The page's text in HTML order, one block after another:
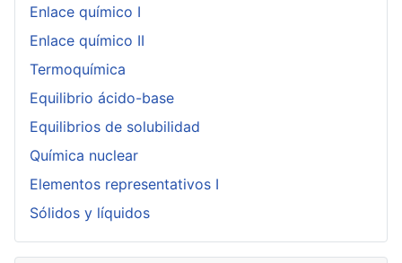
Enlace químico I
Enlace químico II
Termoquímica
Equilibrio ácido-base
Equilibrios de solubilidad
Química nuclear
Elementos representativos I
Sólidos y líquidos